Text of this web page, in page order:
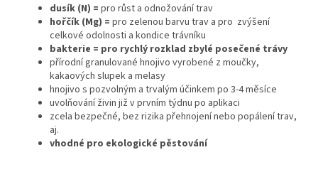
dusík (N) = pro růst a odnožování trav
hořčík (Mg) = pro zelenou barvu trav a pro zvýšení
celkové odolnosti a kondice trávníku
bakterie = pro rychlý rozklad zbylé posečené trávy
přírodní granulované hnojivo vyrobené z moučky,
kakaových slupek a melasy
hnojivo s pozvolným a trvalým účinkem po 3-4 měsíce
uvolňování živin již v prvním týdnu po aplikaci
zcela bezpečné, bez rizika přehnojení nebo popálení trav,
aj.
vhodné pro ekologické pěstování